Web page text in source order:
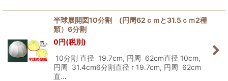
半球展開図10分割 (円周62ｃｍと31.5ｃｍ2種
類）6分割
0円(税別)
10分割 直径 19.7cm, 円周 62cm直径 10cm,
円周 31.4cm6分割直径 r 19.7cm, 円周 62cm
直…